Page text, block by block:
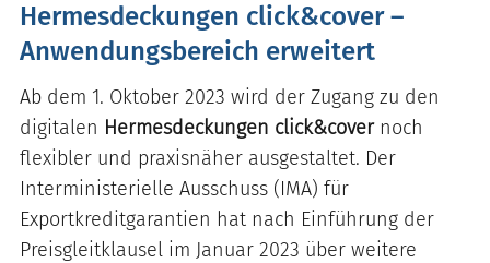
Hermesdeckungen click&cover –
Anwendungsbereich erweitert
Ab dem 1. Oktober 2023 wird der Zugang zu den
digitalen Hermesdeckungen click&covernoch
flexibler und praxisnäher ausgestaltet. Der
Interministerielle Ausschuss (IMA) für
Exportkreditgarantien hat nach Einführung der
Preisgleitklausel im Januar 2023 über weitere